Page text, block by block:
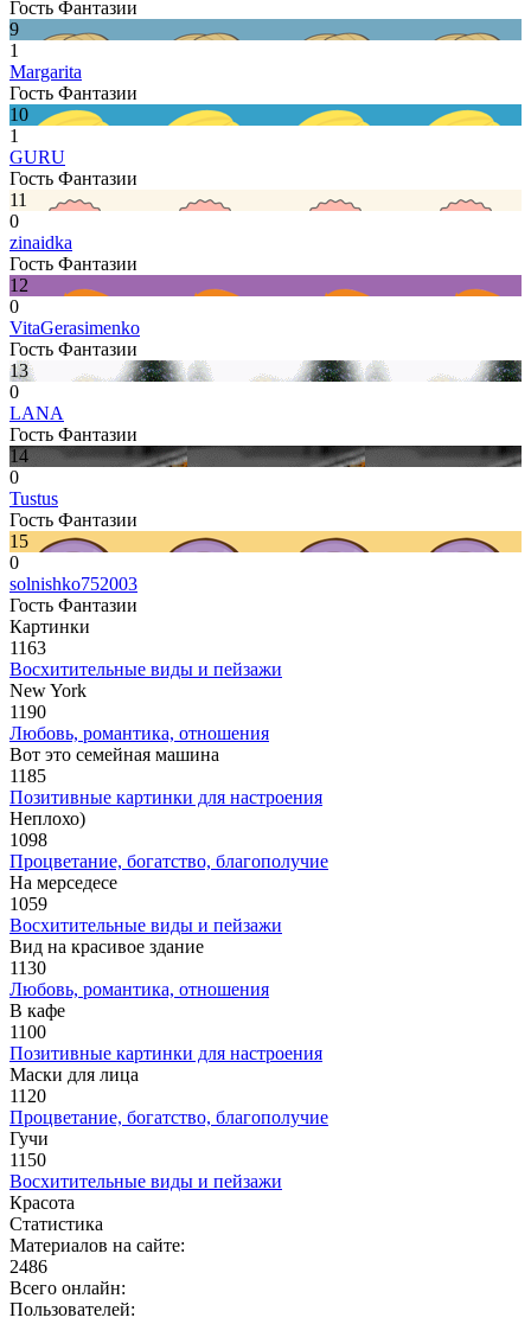
Гость Фантазии
9
1
Margarita
Гость Фантазии
10
1
GURU
Гость Фантазии
11
0
zinaidka
Гость Фантазии
12
0
VitaGerasimenko
Гость Фантазии
13
0
LANA
Гость Фантазии
14
0
Tustus
Гость Фантазии
15
0
solnishko752003
Гость Фантазии
Картинки
1163
Восхитительные виды и пейзажи
New York
1190
Любовь, романтика, отношения
Вот это семейная машина
1185
Позитивные картинки для настроения
Неплохо)
1098
Процветание, богатство, благополучие
На мерседесе
1059
Восхитительные виды и пейзажи
Вид на красивое здание
1130
Любовь, романтика, отношения
В кафе
1100
Позитивные картинки для настроения
Маски для лица
1120
Процветание, богатство, благополучие
Гучи
1150
Восхитительные виды и пейзажи
Красота
Статистика
Материалов на сайте:
2486
Всего онлайн:
Пользователей: